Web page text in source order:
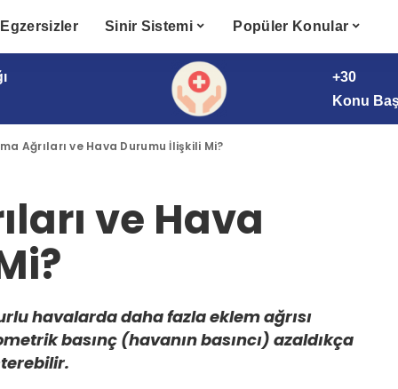
Egzersizler Sinir Sistemi Popüler Konular
+30
Konu
Ağrıları ve Hava Durumu İlişkili Mi?
ve Hava
havalarda daha fazla eklem ağrısı
basınç (havanın basıncı) azaldıkça